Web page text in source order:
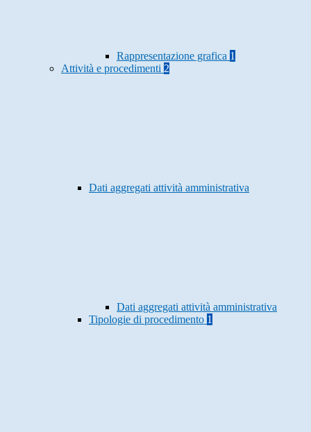
Rappresentazione grafica 1
Attività e procedimenti 2
Dati aggregati attività amministrativa
Dati aggregati attività amministrativa
Tipologie di procedimento 1